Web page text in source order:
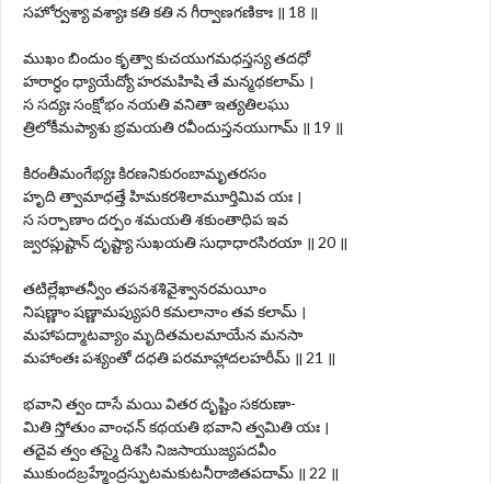
సహోర్వశ్యా వశ్యాః కతి కతి న గీర్వాణగణికాః ॥ 18 ॥
ముఖం బిందుం కృత్వా కుచయుగమధస్తస్య తదధో
హరార్ధం ధ్యాయేద్యో హరమహిషి తే మన్మథకలామ్ ।
స సద్యః సంక్షోభం నయతి వనితా ఇత్యతిలఘు
త్రిలోకీమప్యాశు భ్రమయతి రవీందుస్తనయుగామ్ ॥ 19 ॥
కిరంతీమంగేభ్యః కిరణనికురంబామృతరసం
హృది త్వామాధత్తే హిమకరశిలామూర్తిమివ యః ।
స సర్పాణాం దర్పం శమయతి శకుంతాధిప ఇవ
జ్వరప్లుష్టాన్ దృష్ట్యా సుఖయతి సుధాధారసిరయా ॥ 20 ॥
తటిల్లేఖాతన్వీం తపనశశివైశ్వానరమయీం
నిషణ్ణాం షణ్ణామప్యుపరి కమలానాం తవ కలామ్ ।
మహాపద్మాటవ్యాం మృదితమలమాయేన మనసా
మహాంతః పశ్యంతో దధతి పరమాహ్లాదలహరీమ్ ॥ 21 ॥
భవాని త్వం దాసే మయి వితర దృష్టిం సకరుణా-
మితి స్తోతుం వాంఛన్ కథయతి భవాని త్వమితి యః ।
తదైవ త్వం తస్మై దిశసి నిజసాయుజ్యపదవీం
ముకుందబ్రహ్మేంద్రస్ఫుటమకుటనీరాజితపదామ్ ॥ 22 ॥